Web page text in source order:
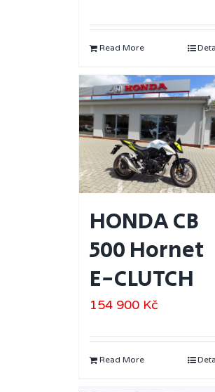
Read More
HONDA CB
500 Hornet
E-CLUTCH
154 900 Kč
Read More